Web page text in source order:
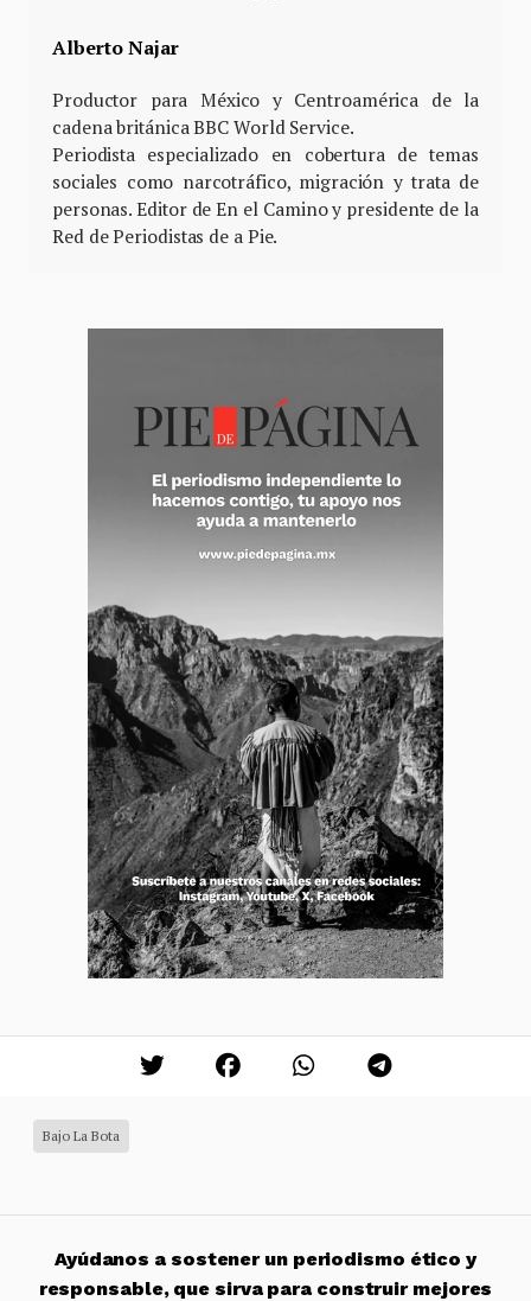
Alberto Najar
Productor para México y Centroamérica de la
cadena británica BBC World Service.
Periodista especializado en cobertura de temas
sociales como narcotráfico, migración y trata de
personas. Editor de En el Camino y presidente de la
Red de Periodistas de a Pie.
Bajo La Bota
Ayúdanos a sostener un periodismo ético y
responsable, que sirva para construir mejores